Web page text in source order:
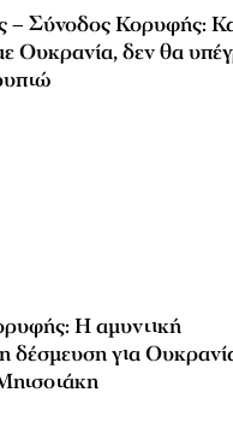
– Σύνοδος Κορυφής:
Ουκρανία, δεν θα
Η αμυντική
η δέσμευση για